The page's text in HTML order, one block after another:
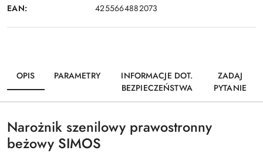
EAN: 4255664882073
OPIS PARAMETRY
INFORMACJE DOT.
BEZPIECZEŃSTWA
ZADAJ
PYTANIE
Narożnik szenilowy prawostronny
beżowy SIMOS